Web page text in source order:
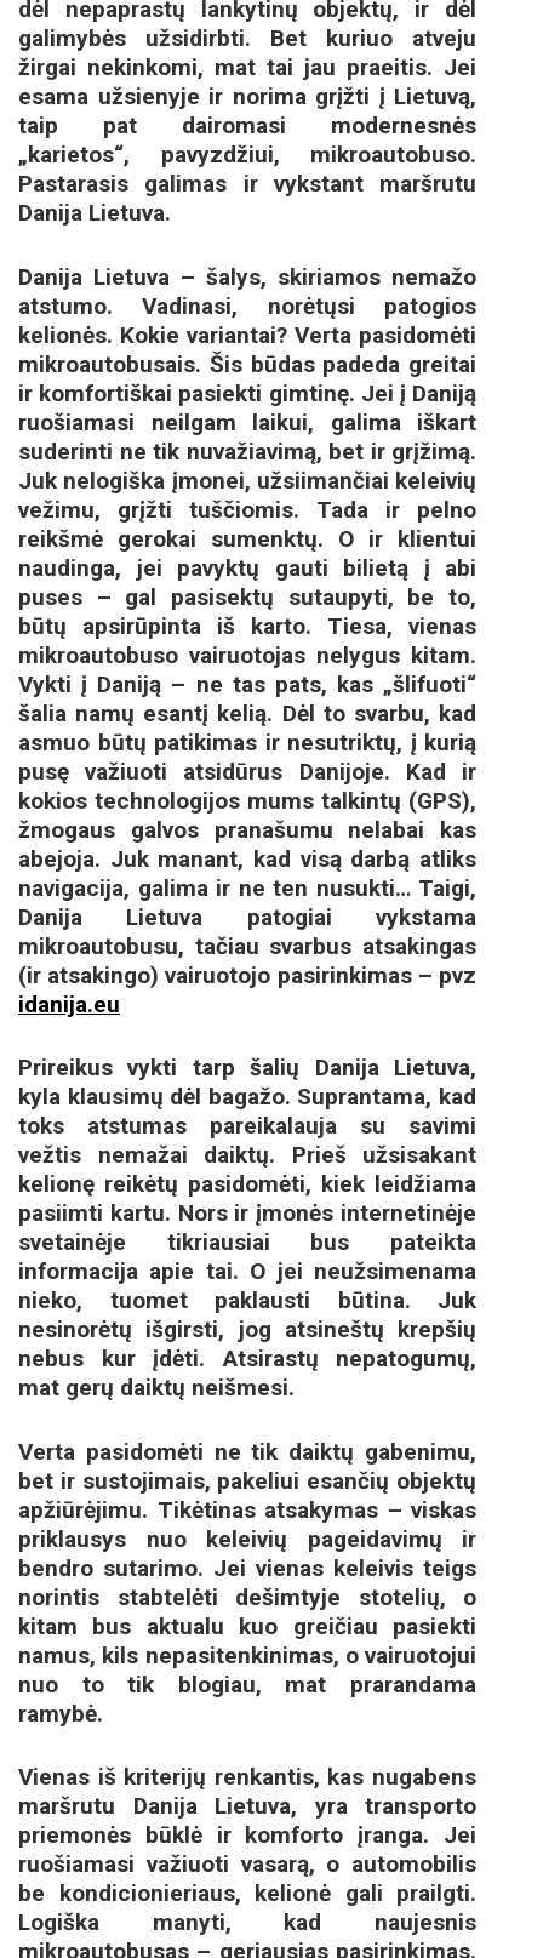
dėl nepaprastų lankytinų objektų, ir dėl
galimybės užsidirbti. Bet kuriuo atveju
žirgai nekinkomi, mat tai jau praeitis. Jei
esama užsienyje ir norima grįžti į Lietuvą,
taip pat dairomasi modernesnės
„karietos“, pavyzdžiui, mikroautobuso.
Pastarasis galimas ir vykstant maršrutu
Danija Lietuva.
Danija Lietuva – šalys, skiriamos nemažo
atstumo. Vadinasi, norėtųsi patogios
kelionės. Kokie variantai? Verta pasidomėti
mikroautobusais. Šis būdas padeda greitai
ir komfortiškai pasiekti gimtinę. Jei į Daniją
ruošiamasi neilgam laikui, galima iškart
suderinti ne tik nuvažiavimą, bet ir grįžimą.
Juk nelogiška įmonei, užsiimančiai keleivių
vežimu, grįžti tuščiomis. Tada ir pelno
reikšmė gerokai sumenktų. O ir klientui
naudinga, jei pavyktų gauti bilietą į abi
puses – gal pasisektų sutaupyti, be to,
būtų apsirūpinta iš karto. Tiesa, vienas
mikroautobuso vairuotojas nelygus kitam.
Vykti į Daniją – ne tas pats, kas „šlifuoti“
šalia namų esantį kelią. Dėl to svarbu, kad
asmuo būtų patikimas ir nesutriktų, į kurią
pusę važiuoti atsidūrus Danijoje. Kad ir
kokios technologijos mums talkintų (GPS),
žmogaus galvos pranašumu nelabai kas
abejoja. Juk manant, kad visą darbą atliks
navigacija, galima ir ne ten nusukti… Taigi,
Danija Lietuva patogiai vykstama
mikroautobusu, tačiau svarbus atsakingas
(ir atsakingo) vairuotojo pasirinkimas – pvz
idanija.eu
Prireikus vykti tarp šalių Danija Lietuva,
kyla klausimų dėl bagažo. Suprantama, kad
toks atstumas pareikalauja su savimi
vežtis nemažai daiktų. Prieš užsisakant
kelionę reikėtų pasidomėti, kiek leidžiama
pasiimti kartu. Nors ir įmonės internetinėje
svetainėje tikriausiai bus pateikta
informacija apie tai. O jei neužsimenama
nieko, tuomet paklausti būtina. Juk
nesinorėtų išgirsti, jog atsineštų krepšių
nebus kur įdėti. Atsirastų nepatogumų,
mat gerų daiktų neišmesi.
Verta pasidomėti ne tik daiktų gabenimu,
bet ir sustojimais, pakeliui esančių objektų
apžiūrėjimu. Tikėtinas atsakymas – viskas
priklausys nuo keleivių pageidavimų ir
bendro sutarimo. Jei vienas keleivis teigs
norintis stabtelėti dešimtyje stotelių, o
kitam bus aktualu kuo greičiau pasiekti
namus, kils nepasitenkinimas, o vairuotojui
nuo to tik blogiau, mat prarandama
ramybė.
Vienas iš kriterijų renkantis, kas nugabens
maršrutu Danija Lietuva, yra transporto
priemonės būklė ir komforto įranga. Jei
ruošiamasi važiuoti vasarą, o automobilis
be kondicionieriaus, kelionė gali prailgti.
Logiška manyti, kad naujesnis
mikroautobusas – geriausias pasirinkimas.